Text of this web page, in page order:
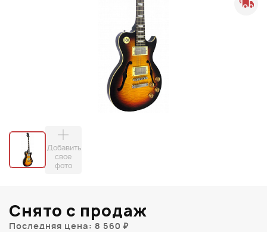
Добавить
свое
фото
Снято с продаж
Последняя цена: 8 560 ₽